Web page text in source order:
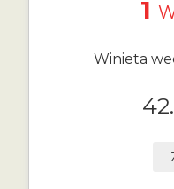
1
Winieta